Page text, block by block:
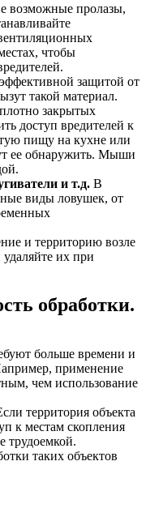
возможные пролазы,
чтобы
защитой от
такой материал.
закрытых
доступ вредителей к
пищу на кухне или
ее обнаружить. Мыши
и т.д. В
виды ловушек, от
и территорию возле
их при
обработки.
больше времени и
применение
чем использование
территория объекта
к местам скопления
трудоемкой.
таких объектов